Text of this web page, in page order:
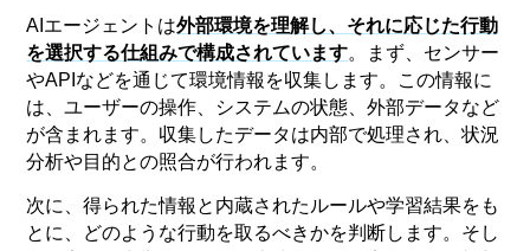
AIエージェントは外部環境を理解し、それに応じた行動
を選択する仕組みで構成されています。まず、センサー
やAPIなどを通じて環境情報を収集します。この情報に
は、ユーザーの操作、システムの状態、外部データなど
が含まれます。収集したデータは内部で処理され、状況
分析や目的との照合が行われます。
次に、得られた情報と内蔵されたルールや学習結果をも
とに、どのような行動を取るべきかを判断します。そし